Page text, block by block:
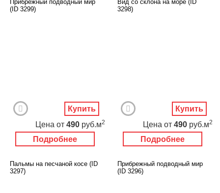
Прибрежный подводный мир
(ID 3299)
Подробнее
Цена от 490 руб.м2
Купить
Вид со склона на море (ID
3298)
Подробнее
Цена от 490 руб.м2
Купить
Пальмы на песчаной косе (ID
3297)
Прибрежный подводный мир
(ID 3296)